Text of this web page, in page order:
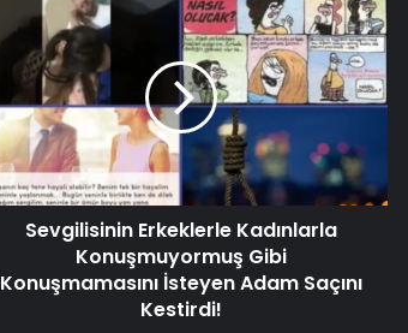
Sevgilisinin Erkeklerle Kadınlarla
Konuşmuyormuş Gibi
Konuşmamasını İsteyen Adam Saçını
Kestirdi!